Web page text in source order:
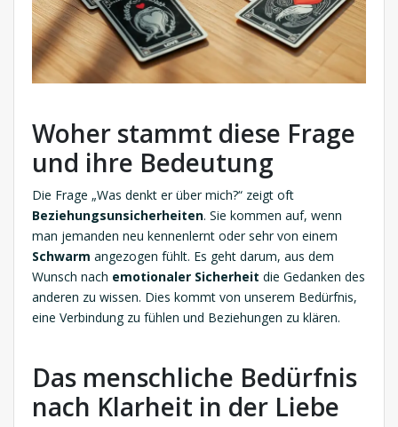
Woher stammt diese Frage
und ihre Bedeutung
Die Frage „Was denkt er über mich?“ zeigt oft
Beziehungsunsicherheiten. Sie kommen auf, wenn
man jemanden neu kennenlernt oder sehr von einem
Schwarm angezogen fühlt. Es geht darum, aus dem
Wunsch nach emotionaler Sicherheit die Gedanken des
anderen zu wissen. Dies kommt von unserem Bedürfnis,
eine Verbindung zu fühlen und Beziehungen zu klären.
Das menschliche Bedürfnis
nach Klarheit in der Liebe